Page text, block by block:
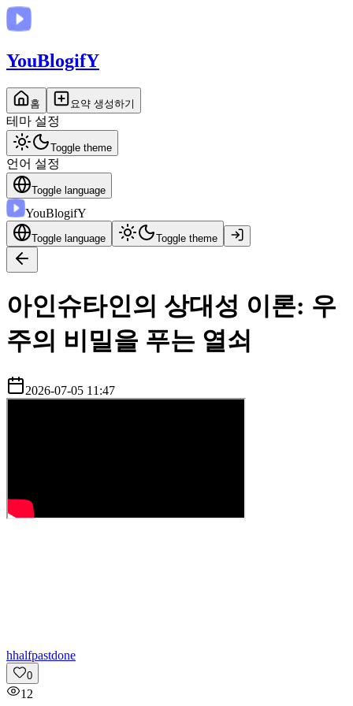
YouBlogifY
홈 요약 생성하기
테마 설정
Toggle theme
언어 설정
Toggle language
YouBlogifY
Toggle language Toggle theme
아인슈타인의 상대성 이론: 우
주의 비밀을 푸는 열쇠
2026-07-05 11:47
hhalfpastdone
0
12